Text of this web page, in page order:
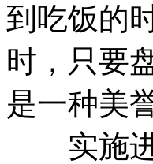
到吃饭的
时，只要
是一种美
实施进